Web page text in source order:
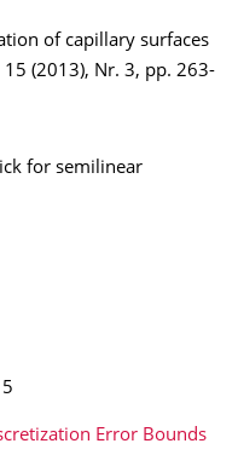
of capillary surfaces
(2013), Nr. 3, pp. 263-
for semilinear
Error Bounds